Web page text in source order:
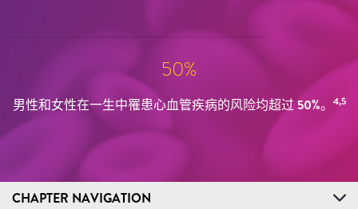
50%
男性和女性在一生中罹患心血管疾病的风险均超过 50%。 4,5
CHAPTER NAVIGATION